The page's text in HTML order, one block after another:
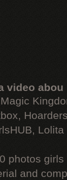
video abou
Lolita
photos
and